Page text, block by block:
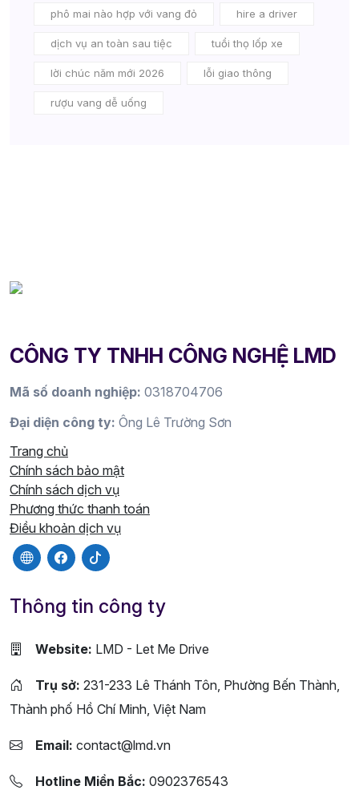
phô mai nào hợp với vang đỏ hire a driver
dịch vụ an toàn sau tiệc tuổi thọ lốp xe
lời chúc năm mới 2026 lỗi giao thông
rượu vang dễ uống
CÔNG TY TNHH CÔNG NGHỆ LMD
Mã số doanh nghiệp: 0318704706
Đại diện công ty: Ông Lê Trường Sơn
Trang chủ
Chính sách bảo mật
Chính sách dịch vụ
Phương thức thanh toán
Điều khoản dịch vụ
Thông tin công ty
Website: LMD - Let Me Drive
Trụ sở: 231-233 Lê Thánh Tôn, Phường Bến Thành,
Thành phố Hồ Chí Minh, Việt Nam
Email: contact@lmd.vn
Hotline Miền Bắc: 0902376543